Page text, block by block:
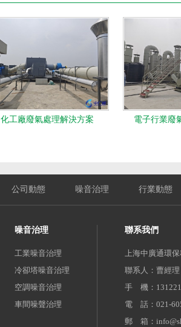
化工廠廢氣處理解決方案 電子行業廢
公司動態 噪音治理 行業動態
噪音治理
工業噪音治理
冷卻塔噪音治理
空調噪音治理
車間噪聲治理
聯系我們
上海中廣通環
聯系人：曹經理
手 機：
電 話：021-
郵 箱：